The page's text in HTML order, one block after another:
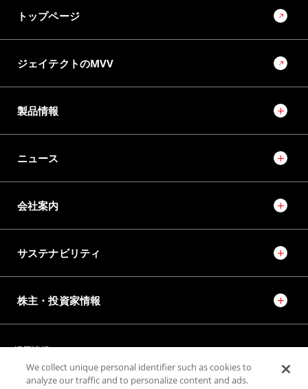
モノづくりとモノづくり設備でモビリティ社会の未来を創
トップページ
ジェイテクトのMVV
製品情報
ニュース
会社案内
サステナビリティ
株主・投資家情報
採用情報 JTEKT STORIES
JTEKT SPORTS
JTEKT ENGINEERING JOURNAL
施設紹介
We collect unique personal identifier such as cookies to
analyze our traffic and to personalize content and ads.